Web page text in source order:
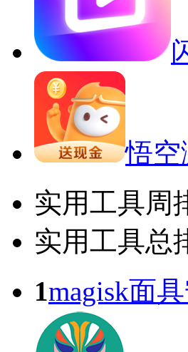
悟空
实用工具周
实用工具总
1magisk面